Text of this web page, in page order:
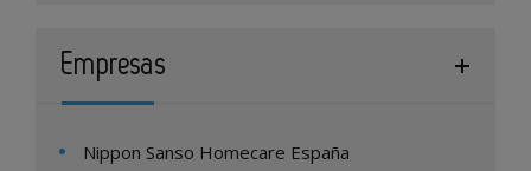
Empresas
Nippon Sanso Homecare España